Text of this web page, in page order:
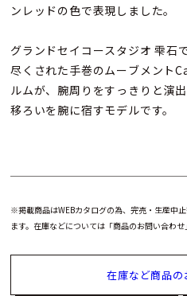
ンレッドの色で表現しました。
グランドセイコースタジオ 雫石
尽くされた手巻のムーブメント
ルムが、腕周りをすっきりと演
移ろいを腕に宿すモデルです。
※掲載商品はWEBカタログの為、完売・生産中
ます。在庫などについては「商品のお問い合わ
在庫など商品の